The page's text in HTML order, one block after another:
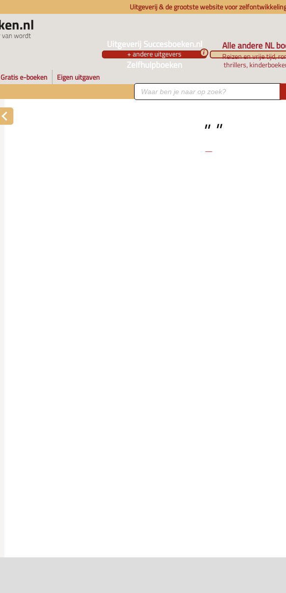
Uitgeverij & de grootste website voor
Uitgeverij Succesboeken.nl
+ andere uitgevers
Zelfhulpboeken
i
Alle andere NL
Reizen en vrije tijd,
thrillers,
Gratis e-boeken Eigen uitgaven